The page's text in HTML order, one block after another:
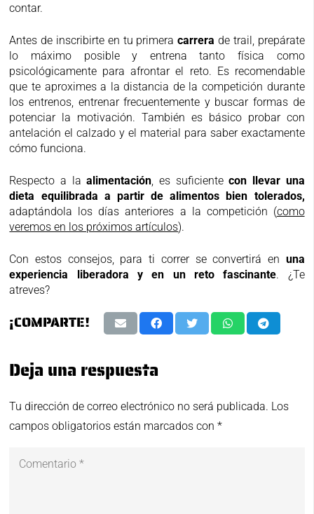
contar.
Antes de inscribirte en tu primeracarrera de trail, prepárate
lo máximo posible y entrena tanto física como
psicológicamente para afrontar el reto. Es recomendable
que te aproximes a la distancia de la competición durante
los entrenos, entrenar frecuentemente y buscar formas de
potenciar la motivación. También es básico probar con
antelación el calzado y el material para saber exactamente
cómo funciona.
Respecto a laalimentación, es suficientecon llevar una
dieta equilibrada a partir de alimentos bien tolerados,
adaptándola los días anteriores a la competición (como
veremos en los próximos artículos).
Con estos consejos, para ti correr se convertirá en una
experiencia liberadora y en un reto fascinante. ¿Te
atreves?
¡COMPARTE!
Deja una respuesta
Tu dirección de correo electrónico no será publicada. Los
campos obligatorios están marcados con*